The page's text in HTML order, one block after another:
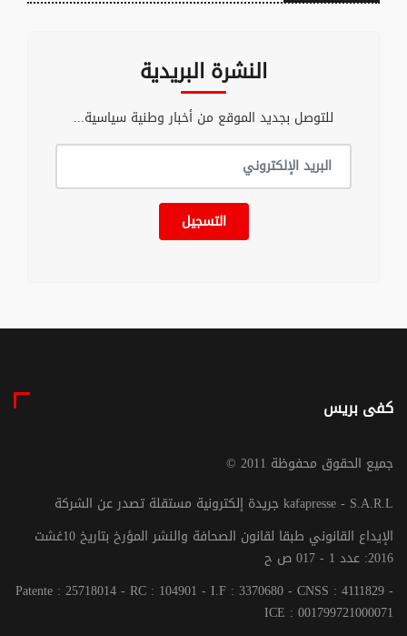
النشرة البريدية
للتوصل بجديد الموقع من أخبار وطنية سياسية...
التسجيل
كفى بريس
© جميع الحقوق محفوظة 2011
جريدة إلكترونية مستقلة تصدر عن الشركة kafapresse - S.A.R.L
الإيداع القانوني طبقا لقانون الصحافة والنشر المؤرخ بتاريخ 10غشت
2016: عدد 1 - 017 ص ح
Patente : 25718014 - RC : 104901 - I.F : 3370680 - CNSS : 4111829 -
ICE : 001799721000071